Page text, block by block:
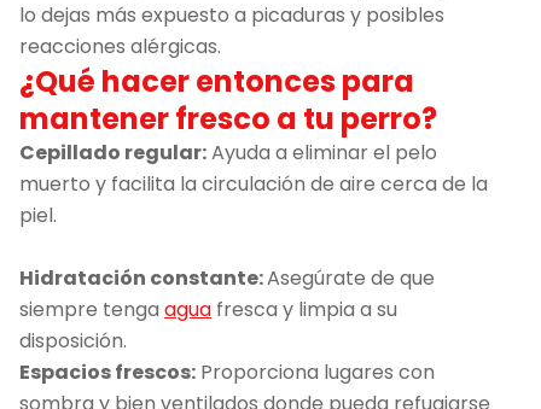
lo dejas más expuesto a picaduras y posibles
reacciones alérgicas.
¿Qué hacer entonces para
mantener fresco a tu perro?
Cepillado regular:Ayuda a eliminar el pelo
muerto y facilita la circulación de aire cerca de la
piel.
Hidratación constante:Asegúrate de que
siempre tenga agua fresca y limpia a su
disposición.
Espacios frescos: Proporciona lugares con